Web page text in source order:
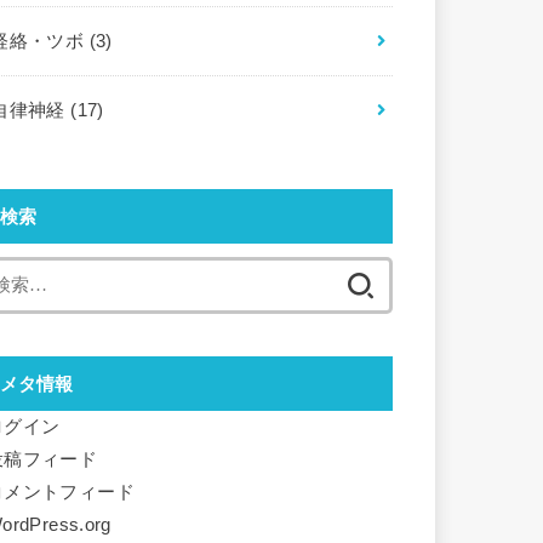
絡・ツボ (3)
律神経 (17)
検索
メタ情報
グイン
稿フィード
メントフィード